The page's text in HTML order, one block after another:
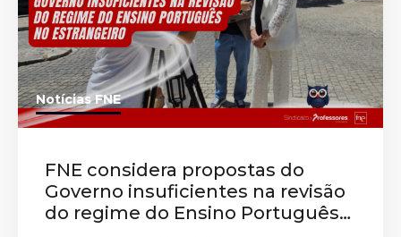
Notícias FNE
FNE considera propostas do
Governo insuficientes na revisão
do regime do Ensino Português